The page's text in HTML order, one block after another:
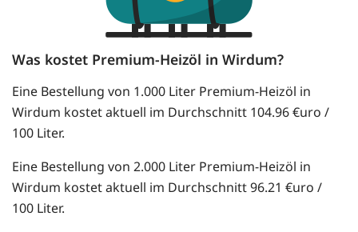
Was kostet Premium-Heizöl in Wirdum?
Eine Bestellung von 1.000 Liter Premium-Heizöl in
Wirdum kostet aktuell im Durchschnitt 104.96 €uro /
100 Liter.
Eine Bestellung von 2.000 Liter Premium-Heizöl in
Wirdum kostet aktuell im Durchschnitt 96.21 €uro /
100 Liter.